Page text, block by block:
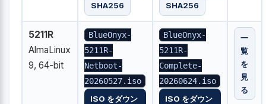
SHA256 SHA256
5211R
AlmaLinux
9, 64-bit
BlueOnyx-
5211R-
Netboot-
20260527.iso
ISO をダウン
BlueOnyx-
5211R-
Complete-
20260624.iso
ISO をダウン
一
覧
を
見
る